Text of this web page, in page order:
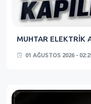
MUHTAR ELEKTRİK
01 AĞUSTOS 2026 -